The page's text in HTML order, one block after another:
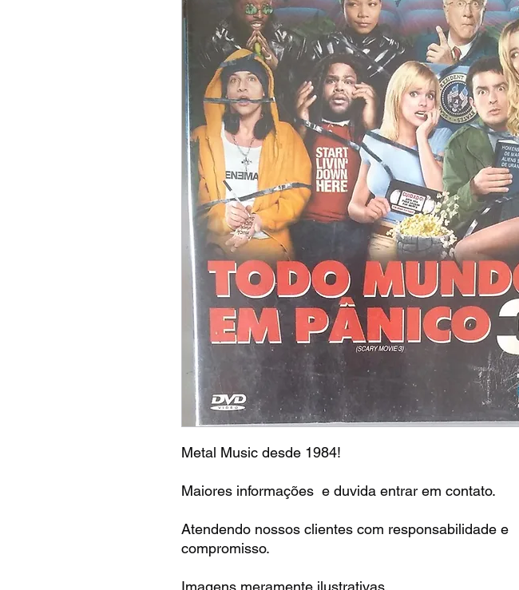
Metal Music desde 1984!
Maiores informações e duvida entrar em contato.
Atendendo nossos clientes com responsabilidade e
compromisso.
Imagens meramente ilustrativas.